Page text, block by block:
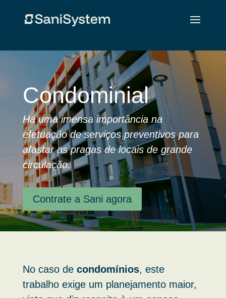
Condominial
Há uma imensa importância na
efetuação de serviços preventivos para
afastar as pragas de locais de grande
circulação.
Contrate a Sani agora
No caso decondomínios, este
trabalho exige um planejamento maior,